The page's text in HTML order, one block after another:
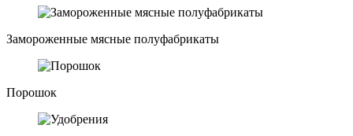
Замороженные мясные полуфабрикаты
Порошок